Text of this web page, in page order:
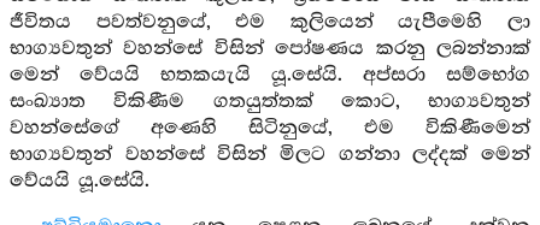
ජීවිතය පවත්වනුයේ, එම කුලියෙන් යැපීමෙහි ලා
භාග්‍යවතුන් වහන්සේ විසින් පෝෂණය කරනු ලබන්නාක්
මෙන් වේයයි භතකයැයි යූ.සේයි. අප්සරා සම්භෝග
සංඛ්‍යාත විකිණීම ගතයුත්තක් කොට, භාග්‍යවතුන්
වහන්සේගේ අණෙහි සිටිනුයේ, එම විකිණීමෙන්
භාග්‍යවතුන් වහන්සේ විසින් මිලට ගන්නා ලද්දක් මෙන්
වේයයි යූ.සේයි.